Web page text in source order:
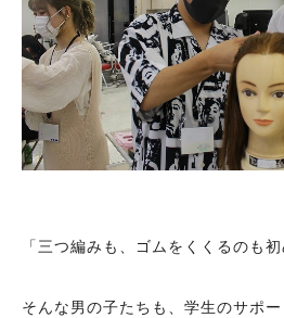
「三つ編みも、ゴムをくくるのも
そんな男の子たちも、学生のサポ